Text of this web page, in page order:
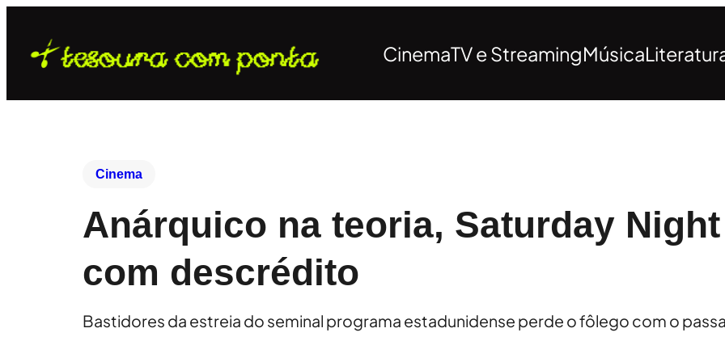
CinemaTV e StreamingMúsica
Cinema
Anárquico na teoria, Saturday
com descrédito
Bastidores da estreia do seminal programa estadunidense perde o fôlego com o